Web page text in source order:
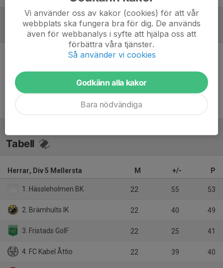
Referat
Tabell
Herrar, Div 5 Mellersta M +/- P
1. Hässleholmen BK 22 55 53
2. Brämhults IK 22 40 49
3. Fristads GoIF 22 25 41
4. FC Kabel Åttio 22 39 40
Vi använder oss av kakor (cookies) för att vår
webbplats ska fungera bra för dig. De används
även för webbanalys i syfte att hjälpa oss att
förbättra våra tjänster.
Så använder vi cookies
Godkänn alla kakor
Bara nödvändiga